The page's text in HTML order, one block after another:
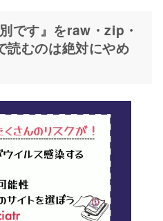
です』をraw・zip・
読むのは絶対にやめ